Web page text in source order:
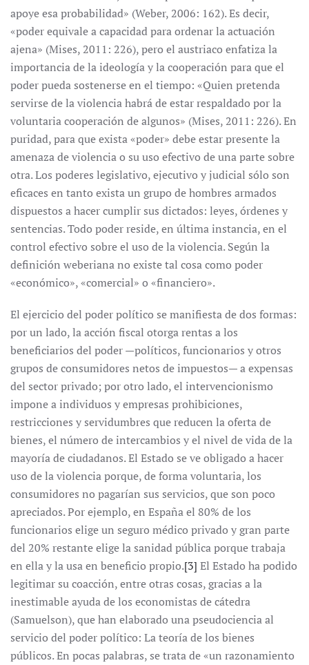
apoye esa probabilidad» (Weber, 2006: 162). Es decir,
«poder equivale a capacidad para ordenar la actuación
ajena» (Mises, 2011: 226), pero el austriaco enfatiza la
importancia de la ideología y la cooperación para que el
poder pueda sostenerse en el tiempo: «Quien pretenda
servirse de la violencia habrá de estar respaldado por la
voluntaria cooperación de algunos» (Mises, 2011: 226). En
puridad, para que exista «poder» debe estar presente la
amenaza de violencia o su uso efectivo de una parte sobre
otra. Los poderes legislativo, ejecutivo y judicial sólo son
eficaces en tanto exista un grupo de hombres armados
dispuestos a hacer cumplir sus dictados: leyes, órdenes y
sentencias. Todo poder reside, en última instancia, en el
control efectivo sobre el uso de la violencia. Según la
definición weberiana no existe tal cosa como poder
«económico», «comercial» o «financiero».
El ejercicio del poder político se manifiesta de dos formas:
por un lado, la acción fiscal otorga rentas a los
beneficiarios del poder —políticos, funcionarios y otros
grupos de consumidores netos de impuestos— a expensas
del sector privado; por otro lado, el intervencionismo
impone a individuos y empresas prohibiciones,
restricciones y servidumbres que reducen la oferta de
bienes, el número de intercambios y el nivel de vida de la
mayoría de ciudadanos. El Estado se ve obligado a hacer
uso de la violencia porque, de forma voluntaria, los
consumidores no pagarían sus servicios, que son poco
apreciados. Por ejemplo, en España el 80% de los
funcionarios elige un seguro médico privado y gran parte
del 20% restante elige la sanidad pública porque trabaja
en ella y la usa en beneficio propio.[3] El Estado ha podido
legitimar su coacción, entre otras cosas, gracias a la
inestimable ayuda de los economistas de cátedra
(Samuelson), que han elaborado una pseudociencia al
servicio del poder político: La teoría de los bienes
públicos. En pocas palabras, se trata de «un razonamiento